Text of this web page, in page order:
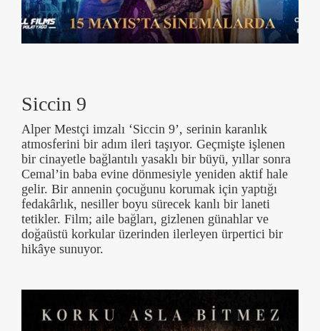
Siccin 9
Alper Mestçi imzalı ‘Siccin 9’, serinin karanlık
atmosferini bir adım ileri taşıyor. Geçmişte işlenen
bir cinayetle bağlantılı yasaklı bir büyü, yıllar sonra
Cemal’in baba evine dönmesiyle yeniden aktif hale
gelir. Bir annenin çocuğunu korumak için yaptığı
fedakârlık, nesiller boyu sürecek kanlı bir laneti
tetikler. Film; aile bağları, gizlenen günahlar ve
doğaüstü korkular üzerinden ilerleyen ürpertici bir
hikâye sunuyor.